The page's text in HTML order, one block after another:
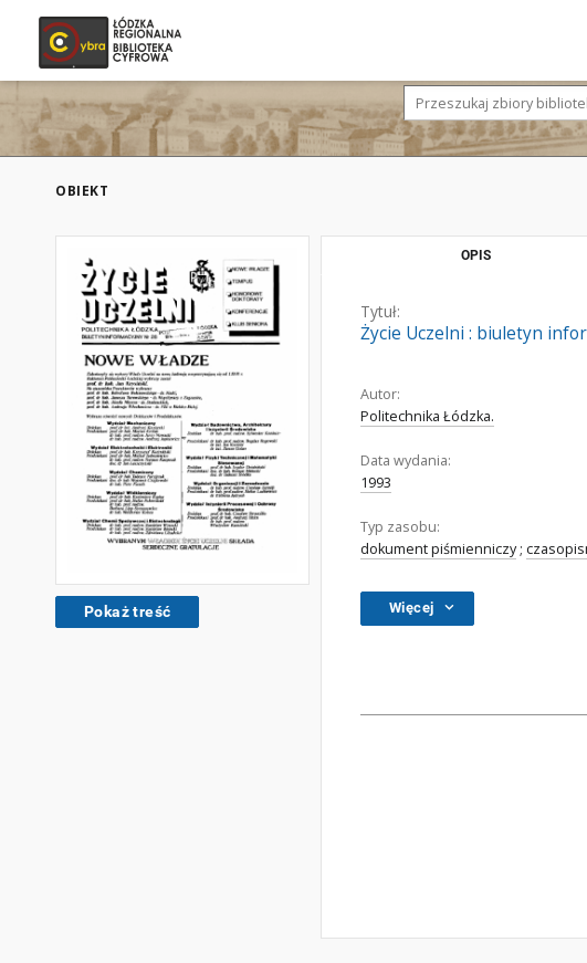
OBIEKT
Pokaż treść
OPIS
Tytuł:
Życie Uczelni : biuletyn
Autor:
Politechnika Łódzka.
Data wydania:
1993
Typ zasobu:
dokument piśmienniczy;
Więcej